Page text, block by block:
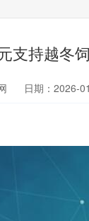
支持越冬
日期：2026-